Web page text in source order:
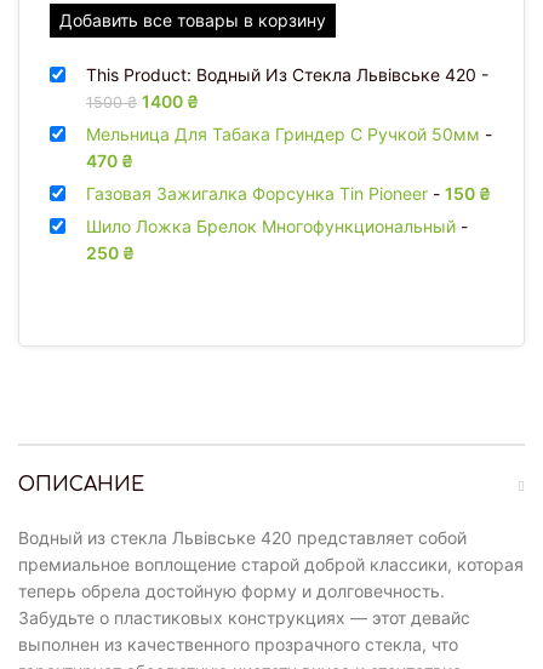
ОПИСАНИЕ
Водный из стекла Львівське 420 представляет собой
премиальное воплощение старой доброй классики, которая
теперь обрела достойную форму и долговечность.
Забудьте о пластиковых конструкциях — этот девайс
выполнен из качественного прозрачного стекла, что
Добавить все товары в корзину
This Product: Водный Из Стекла Львівське 420 -
1500₴ Первоначальная цена составляла 1500 ₴.
1400 ₴
Мельница Для Табака Гриндер С Ручкой 50мм -
470 ₴
Газовая Зажигалка Форсунка Tin Pioneer - 150 ₴
Шило Ложка Брелок Многофункциональный -
250 ₴